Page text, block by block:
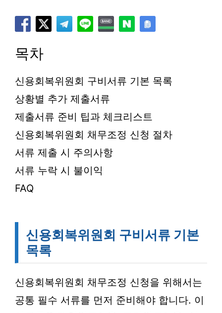
목차
신용회복위원회 구비서류 기본 목록
상황별 추가 제출서류
제출서류 준비 팁과 체크리스트
신용회복위원회 채무조정 신청 절차
서류 제출 시 주의사항
서류 누락 시 불이익
FAQ
신용회복위원회 구비서류 기본
목록
신용회복위원회 채무조정 신청을 위해서는
공통 필수 서류를 먼저 준비해야 합니다. 이